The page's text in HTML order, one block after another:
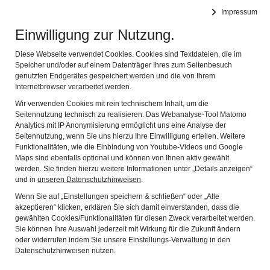
Impressum
Einwilligung zur Nutzung.
Diese Webseite verwendet Cookies. Cookies sind Textdateien, die im
Speicher und/oder auf einem Datenträger Ihres zum Seitenbesuch
genutzten Endgerätes gespeichert werden und die von Ihrem
Internetbrowser verarbeitet werden.
Wir verwenden Cookies mit rein technischem Inhalt, um die
Seitennutzung technisch zu realisieren. Das Webanalyse-Tool Matomo
Analytics mit IP Anonymisierung ermöglicht uns eine Analyse der
Seitennutzung, wenn Sie uns hierzu Ihre Einwilligung erteilen. Weitere
Funktionalitäten, wie die Einbindung von Youtube-Videos und Google
Maps sind ebenfalls optional und können von Ihnen aktiv gewählt
werden. Sie finden hierzu weitere Informationen unter „Details anzeigen“
und in unseren Datenschutzhinweisen.
Wenn Sie auf „Einstellungen speichern & schließen“ oder „Alle
akzeptieren“ klicken, erklären Sie sich damit einverstanden, dass die
gewählten Cookies/Funktionalitäten für diesen Zweck verarbeitet werden.
Sie können Ihre Auswahl jederzeit mit Wirkung für die Zukunft ändern
oder widerrufen indem Sie unsere Einstellungs-Verwaltung in den
Datenschutzhinweisen nutzen.
02.11.2021 Nachts im
Museum. Gruselige
Fastnacht, heiter
serviert
Nachts im Museum – Gruselige Fastnacht, heiter
serviert
„Närrisch gruseln, das ist schön und schnell vergisst Du
Halloween“, unter diesem Motto hatte die Deutsche
FastnachtsAkademie zu einer Museumführung der
besonderen Art eingeladen. Viele kamen und nicht wenige
mussten auf die Warteliste. Romana Wahner, Leiterin der